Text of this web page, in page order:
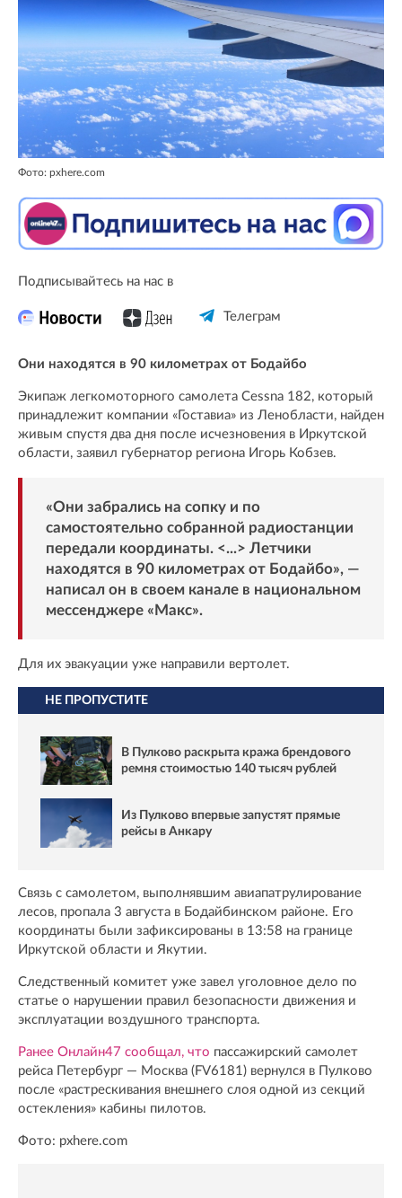
Фото: pxhere.com
Подписывайтесь на нас в
Телеграм
Они находятся в 90 километрах от Бодайбо
Экипаж легкомоторного самолета Cessna 182, который
принадлежит компании «Гоставиа» из Ленобласти, найден
живым спустя два дня после исчезновения в Иркутской
области, заявил губернатор региона Игорь Кобзев.
«Они забрались на сопку и по
самостоятельно собранной радиостанции
передали координаты. <...> Летчики
находятся в 90 километрах от Бодайбо», —
написал он в своем канале в национальном
мессенджере « Макс».
Для их эвакуации уже направили вертолет.
НЕ ПРОПУСТИТЕ
В Пулково раскрыта кража брендового
ремня стоимостью 140 тысяч рублей
Из Пулково впервые запустят прямые
рейсы в Анкару
Связь с самолетом, выполнявшим авиапатрулирование
лесов, пропала 3 августа в Бодайбинском районе. Его
координаты были зафиксированы в 13:58 на границе
Иркутской области и Якутии.
Следственный комитет уже завел уголовное дело по
статье о нарушении правил безопасности движения и
эксплуатации воздушного транспорта.
Ранее Онлайн47 сообщал, что пассажирский самолет
рейса Петербург — Москва (FV6181) вернулся в Пулково
после «растрескивания внешнего слоя одной из секций
остекления» кабины пилотов.
Фото: pxhere.com